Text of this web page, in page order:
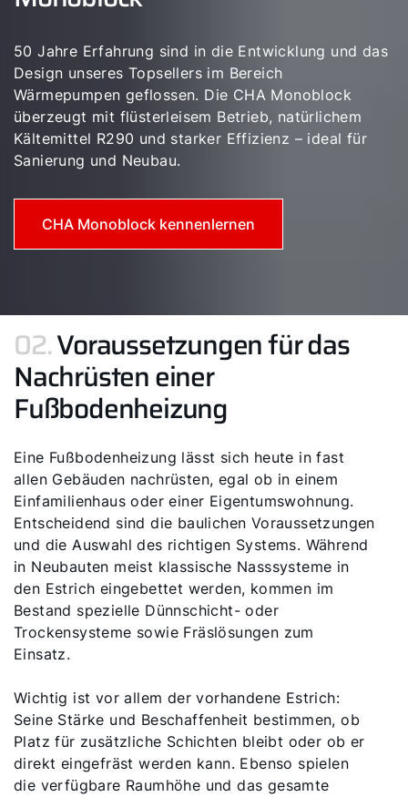
50 Jahre Erfahrung sind in die Entwicklung und das
Design unseres Topsellers im Bereich
Wärmepumpen geflossen. Die CHA Monoblock
überzeugt mit flüsterleisem Betrieb, natürlichem
Kältemittel R290 und starker Effizienz – ideal für
Sanierung und Neubau.
CHA Monoblock kennenlernen
02.Voraussetzungen für das
Nachrüsten einer
Fußbodenheizung
Eine Fußbodenheizung lässt sich heute in fast
allen Gebäuden nachrüsten, egal ob in einem
Einfamilienhaus oder einer Eigentumswohnung.
Entscheidend sind die baulichen Voraussetzungen
und die Auswahl des richtigen Systems. Während
in Neubauten meist klassische Nasssysteme in
den Estrich eingebettet werden, kommen im
Bestand spezielle Dünnschicht- oder
Trockensysteme sowie Fräslösungen zum
Einsatz.
Wichtig ist vor allem der vorhandene Estrich:
Seine Stärke und Beschaffenheit bestimmen, ob
Platz für zusätzliche Schichten bleibt oder ob er
direkt eingefräst werden kann. Ebenso spielen
die verfügbare Raumhöhe und das gesamte